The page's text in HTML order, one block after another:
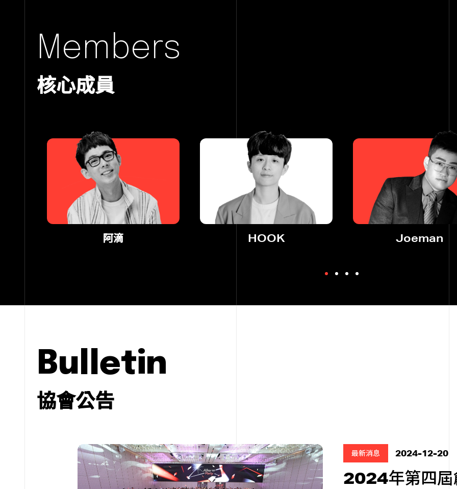
Members
核心成員
阿滴 HOOK Joeman
bulletin
協會公告
最新消息 2024-12-20
2024年第四屆